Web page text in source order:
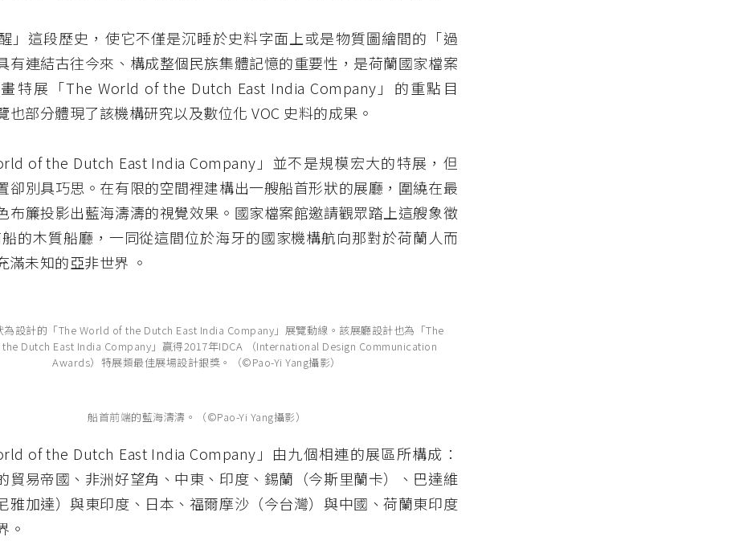
」這段歷史，使它不僅是沉睡於史料字面上或是物質圖繪間的「過
有連結古往今來、構成整個民族集體記憶的重要性，是荷蘭國家檔案
特展「The World of the Dutch East India Company」的重點目
也部分體現了該機構研究以及數位化 VOC 史料的成果。
of the Dutch East India Company」並不是規模宏大的特展，但
卻別具巧思。在有限的空間裡建構出一艘船首形狀的展廳，圍繞在最
布簾投影出藍海濤濤的視覺效果。國家檔案館邀請觀眾踏上這艘象徵
船的木質船廳，一同從這間位於海牙的國家機構航向那對於荷蘭人而
滿未知的亞非世界 。
為設計的「The World of the Dutch East India Company」展覽動線。該展廳設計也為「The
Dutch East India Company」贏得2017年IDCA （International Design Communication
Awards）特展類最佳展場設計銀獎。（©Pao-Yi Yang攝影）
船首前端的藍海濤濤。（©Pao-Yi Yang攝影）
of the Dutch East India Company」由九個相連的展區所構成：
貿易帝國、非洲好望角、中東、印度、錫蘭（今斯里蘭卡）、巴達維
雅加達）與東印度、日本、福爾摩沙（今台灣）與中國、荷蘭東印度
。